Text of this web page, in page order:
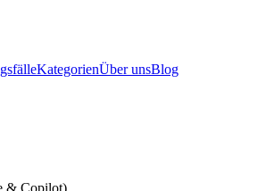
KategorienÜber unsBlog
& Copilot)